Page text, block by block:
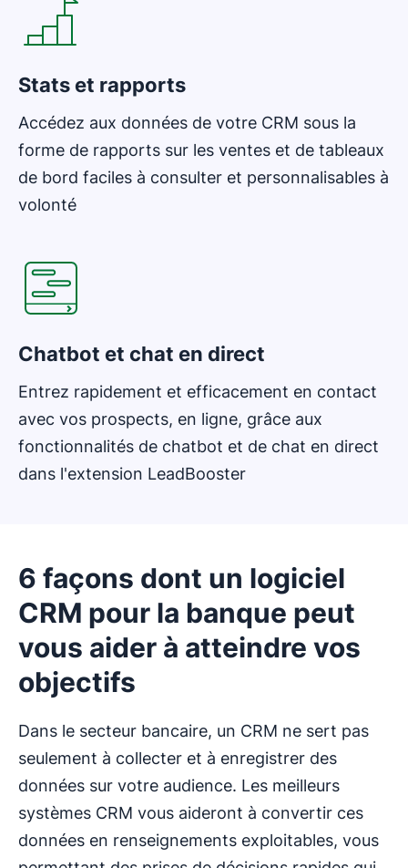
Stats et rapports
Accédez aux données de votre CRM sous la
forme de rapports sur les ventes et de tableaux
de bord faciles à consulter et personnalisables à
volonté
Chatbot et chat en direct
Entrez rapidement et efficacement en contact
avec vos prospects, en ligne, grâce aux
fonctionnalités de chatbot et de chat en direct
dans l'extension LeadBooster
6 façons dont un logiciel
CRM pour la banque peut
vous aider à atteindre vos
objectifs
Dans le secteur bancaire, un CRM ne sert pas
seulement à collecter et à enregistrer des
données sur votre audience. Les meilleurs
systèmes CRM vous aideront à convertir ces
données en renseignements exploitables, vous